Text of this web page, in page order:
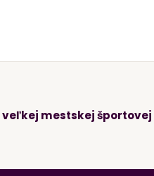
mestskej športovej